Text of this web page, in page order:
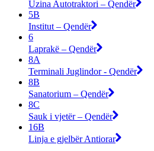
Uzina Autotraktori – Qendër
5B
Institut – Qendër
6
Laprakë – Qendër
8A
Terminali Juglindor - Qendër
8B
Sanatorium – Qendër
8C
Sauk i vjetër – Qendër
16B
Linja e gjelbër Antiorar